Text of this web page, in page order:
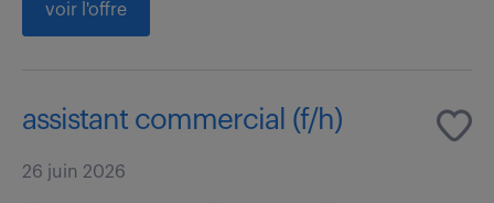
voir l'offre
assistant commercial (f/h)
26 juin 2026